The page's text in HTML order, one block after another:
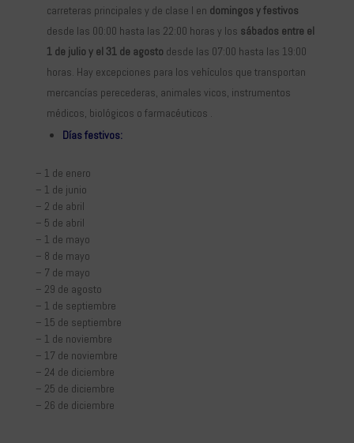
carreteras principales y de clase I en domingos y festivos
desde las 00:00 hasta las 22:00 horas y los sábados entre el
1 de julio y el 31 de agosto desde las 07:00 hasta las 19:00
horas. Hay excepciones para los vehículos que transportan
mercancías perecederas, animales vicos, instrumentos
médicos, biológicos o farmacéuticos .
Días festivos:
– 1 de enero
– 1 de junio
– 2 de abril
– 5 de abril
– 1 de mayo
– 8 de mayo
– 7 de mayo
– 29 de agosto
– 1 de septiembre
– 15 de septiembre
– 1 de noviembre
– 17 de noviembre
– 24 de diciembre
– 25 de diciembre
– 26 de diciembre